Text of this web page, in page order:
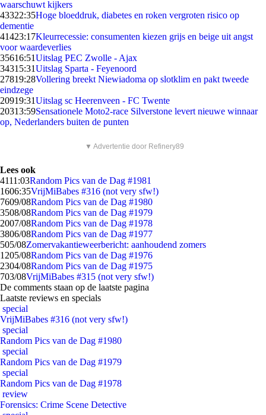
waarschuwt kijkers
43322:35Hoge bloeddruk, diabetes en roken vergroten risico op
dementie
41423:17Kleurrecessie: consumenten kiezen grijs en beige uit angst
voor waardeverlies
35616:51Uitslag PEC Zwolle - Ajax
34315:31Uitslag Sparta - Feyenoord
27819:28Vollering breekt Niewiadoma op slotklim en pakt tweede
eindzege
20919:31Uitslag sc Heerenveen - FC Twente
20313:59Sensationele Moto2-race Silverstone levert nieuwe winnaar
op, Nederlanders buiten de punten
▼ Advertentie door Refinery89
Lees ook
4111:03Random Pics van de Dag #1981
1606:35VrijMiBabes #316 (not very sfw!)
7609/08Random Pics van de Dag #1980
3508/08Random Pics van de Dag #1979
2007/08Random Pics van de Dag #1978
3806/08Random Pics van de Dag #1977
505/08Zomervakantieweerbericht: aanhoudend zomers
1205/08Random Pics van de Dag #1976
2304/08Random Pics van de Dag #1975
703/08VrijMiBabes #315 (not very sfw!)
De comments staan op de laatste pagina
Laatste reviews en specials
special
VrijMiBabes #316 (not very sfw!)
special
Random Pics van de Dag #1980
special
Random Pics van de Dag #1979
special
Random Pics van de Dag #1978
review
Forensics: Crime Scene Detective